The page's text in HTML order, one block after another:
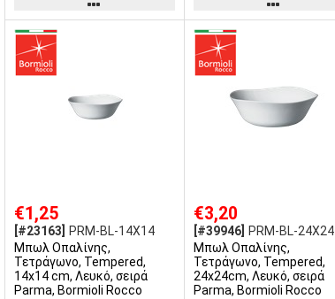
€1,25
[#23163]
PRM-BL-14X14
Μπωλ Οπαλίνης,
Τετράγωνο, Tempered,
14x14 cm, Λευκό, σειρά
Parma, Bormioli Rocco
€3,20
[#39946]
PRM-BL-24X24
Μπωλ Οπαλίνης,
Τετράγωνο, Tempered,
24x24cm, Λευκό, σειρά
Parma, Bormioli Rocco